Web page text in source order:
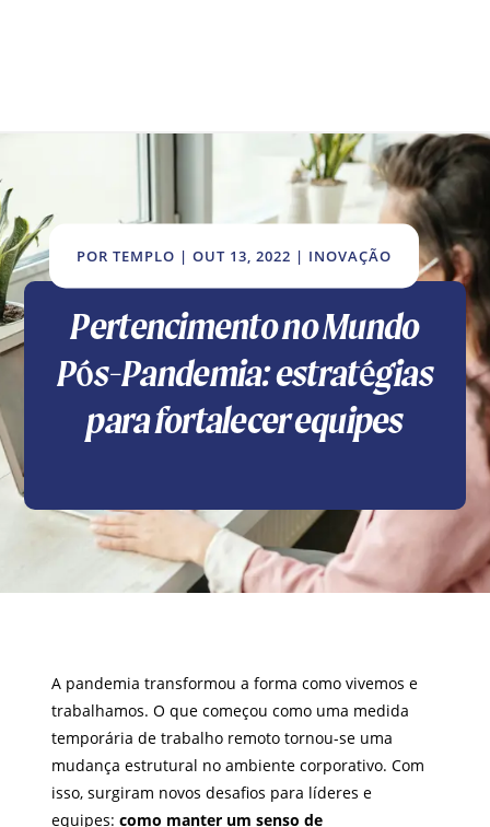
POR TEMPLO | OUT 13, 2022 | INOVAÇÃO
Pertencimento no Mundo
Pós-Pandemia: estratégias
para fortalecer equipes
A pandemia transformou a forma como vivemos e
trabalhamos. O que começou como uma medida
temporária de trabalho remoto tornou-se uma
mudança estrutural no ambiente corporativo. Com
isso, surgiram novos desafios para líderes e
equipes:como manter um senso de